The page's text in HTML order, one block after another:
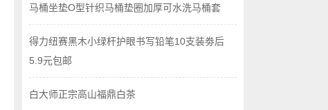
马桶坐垫O型针织马桶垫圈加厚可水洗马桶套
得力纽赛黑木小绿杆护眼书写铅笔10支装劵后
5.9元包邮
白大师正宗高山福鼎白茶